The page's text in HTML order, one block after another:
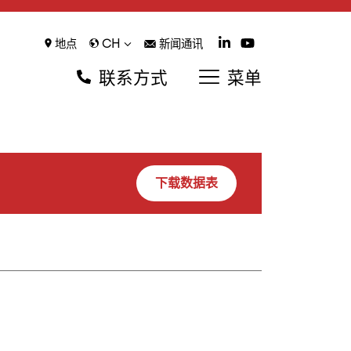
地点 CH 新闻通讯
联系方式 菜单
下载数据表